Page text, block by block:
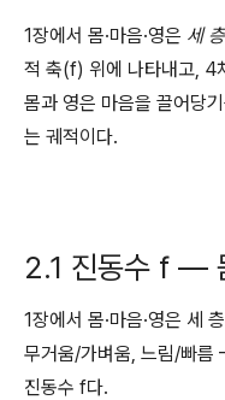
1장에서 몸·마음·영은 세 층
적 축(f) 위에 나타내고, 4
몸과 영은 마음을 끌어당
는 궤적이다.
2.1 진동수 f —
1장에서 몸·마음·영은 세
무거움/가벼움, 느림/빠름
진동수 f다.